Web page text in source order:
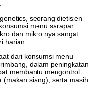
seorang dietisien
menu sarapan
dan mikro nya sangat
harian.
dari konsumsi menu
dalam peningkatan
membantu mengontrol
(makan siang), serta masih